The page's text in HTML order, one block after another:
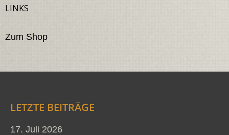
LINKS
Zum Shop
LETZTE BEITRÄGE
17. Juli 2026